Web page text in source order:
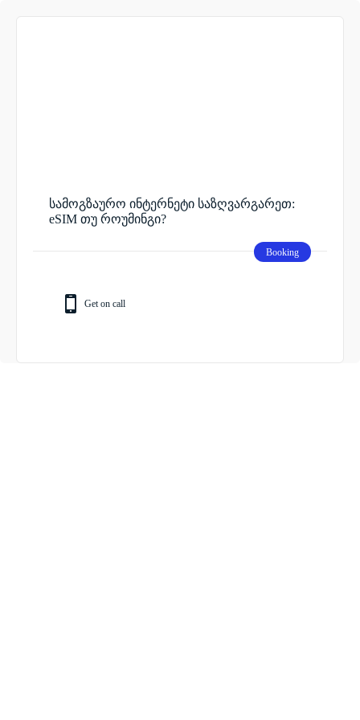
სამოგზაურო ინტერნეტი საზღვარგარეთ:
eSIM თუ როუმინგი?
Booking
Get on call